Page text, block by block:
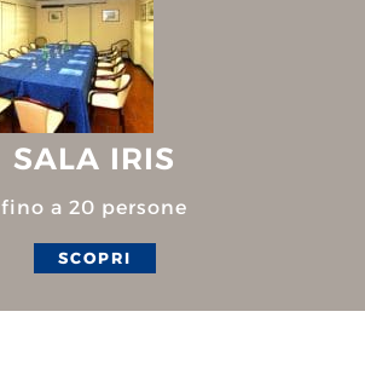
SALA IRIS
fino a 20 persone
SCOPRI